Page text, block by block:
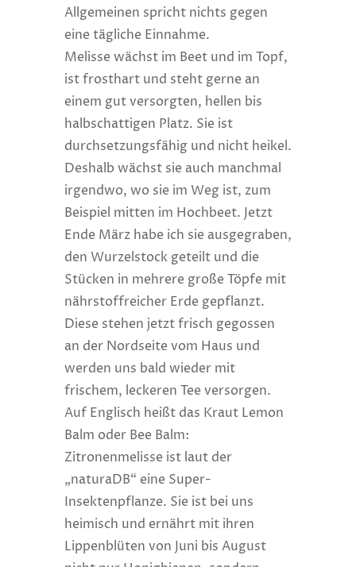
Allgemeinen spricht nichts gegen
eine tägliche Einnahme.
Melisse wächst im Beet und im Topf,
ist frosthart und steht gerne an
einem gut versorgten, hellen bis
halbschattigen Platz. Sie ist
durchsetzungsfähig und nicht heikel.
Deshalb wächst sie auch manchmal
irgendwo, wo sie im Weg ist, zum
Beispiel mitten im Hochbeet. Jetzt
Ende März habe ich sie ausgegraben,
den Wurzelstock geteilt und die
Stücken in mehrere große Töpfe mit
nährstoffreicher Erde gepflanzt.
Diese stehen jetzt frisch gegossen
an der Nordseite vom Haus und
werden uns bald wieder mit
frischem, leckeren Tee versorgen.
Auf Englisch heißt das Kraut Lemon
Balm oder Bee Balm:
Zitronenmelisse ist laut der
„naturaDB“ eine Super-
Insektenpflanze. Sie ist bei uns
heimisch und ernährt mit ihren
Lippenblüten von Juni bis August